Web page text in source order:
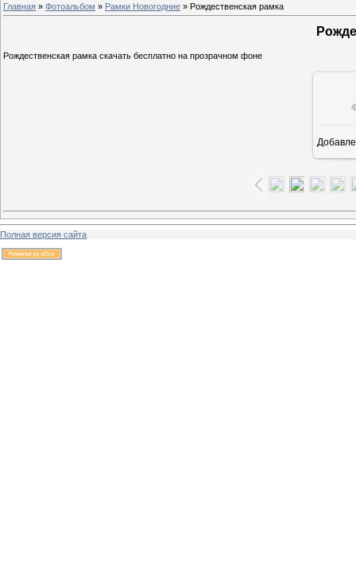
Главная » Фотоальбом » Рамки Новогодние » Рождественская рамка
Рождественская рамка скачать бесплатно на прозрачном фоне
Полная версия сайта